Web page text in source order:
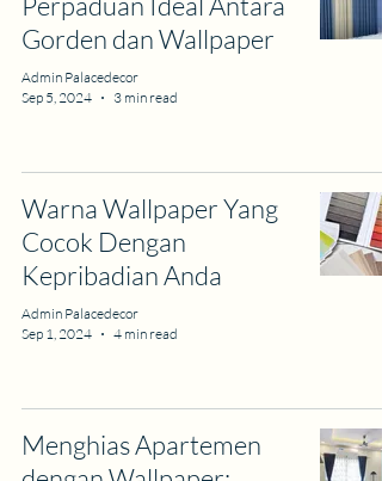
Gorden dan Wallpaper
Admin Palacedecor
Sep 5, 2024
3 min read
Warna Wallpaper Yang
Cocok Dengan
Kepribadian Anda
Admin Palacedecor
Sep 1, 2024
4 min read
Menghias Apartemen